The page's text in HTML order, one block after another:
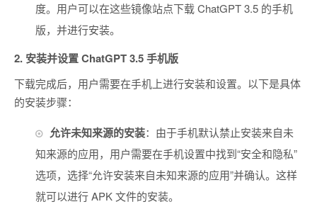
度。用户可以在这些镜像站点下载 ChatGPT 3.5 的手机
版，并进行安装。
2. 安装并设置 ChatGPT 3.5 手机版
下载完成后，用户需要在手机上进行安装和设置。以下是具体
的安装步骤：
允许未知来源的安装：由于手机默认禁止安装来自未
知来源的应用，用户需要在手机设置中找到“安全和隐私”
选项，选择“允许安装来自未知来源的应用”并确认。这样
就可以进行 APK 文件的安装。